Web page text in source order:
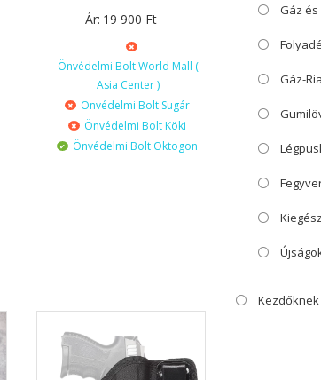
Ár: 19 900 Ft
Önvédelmi Bolt World Mall (
Asia Center )
Önvédelmi Bolt Sugár
Önvédelmi Bolt Köki
Önvédelmi Bolt Oktogon
Gáz
Gáz-
Kezdőknek